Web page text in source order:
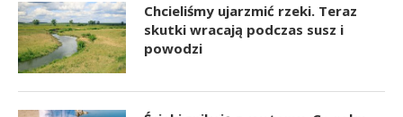
Chcieliśmy ujarzmić rzeki. Teraz
skutki wracają podczas susz i
powodzi